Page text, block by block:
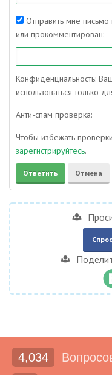
Отправить мне
или прокомментирован:
Конфиденциальность:
использоваться только
Анти-спам проверка:
Чтобы избежать
зарегистрируйтесь.
4,034